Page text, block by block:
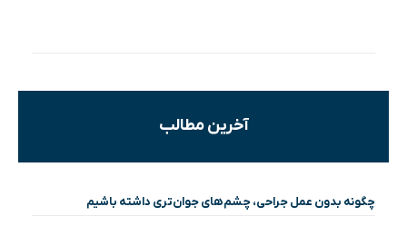
آخرین مطالب
چگونه بدون عمل جراحی، چشم‌های جوان‌تری داشته باشیم